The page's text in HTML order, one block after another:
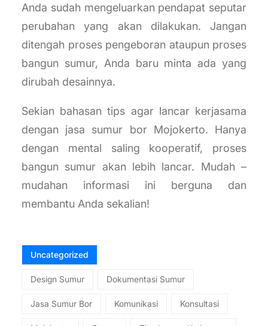
Anda sudah mengeluarkan pendapat seputar
perubahan yang akan dilakukan. Jangan
ditengah proses pengeboran ataupun proses
bangun sumur, Anda baru minta ada yang
dirubah desainnya.
Sekian bahasan tips agar lancar kerjasama
dengan jasa sumur bor Mojokerto. Hanya
dengan mental saling kooperatif, proses
bangun sumur akan lebih lancar. Mudah –
mudahan informasi ini berguna dan
membantu Anda sekalian!
Uncategorized
Design Sumur Dokumentasi Sumur
Jasa Sumur Bor Komunikasi Konsultasi